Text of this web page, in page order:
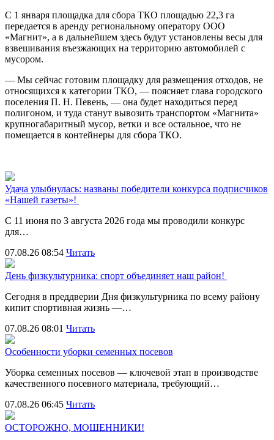
С 1 января площадка для сбора ТКО площадью 22,3 га
передается в аренду региональному оператору ООО
«Магнит», а в дальнейшем здесь будут установлены весы для
взвешивания въезжающих на территорию автомобилей с
мусором.
— Мы сейчас готовим площадку для размещения отходов, не
относящихся к категории ТКО, — поясняет глава городского
поселения П. Н. Певень, — она будет находиться перед
полигоном, и туда станут вывозить транспортом «Магнита»
крупногабаритный мусор, ветки и все остальное, что не
помещается в контейнеры для сбора ТКО.
Удача улыбнулась: названы победители конкурса подписчиков
«Нашей газеты»!
С 11 июня по 3 августа 2026 года мы проводили конкурс
для…
07.08.26 08:54 Читать
День физкультурника: спорт объединяет наш район!
Сегодня в преддверии Дня физкультурника по всему району
кипит спортивная жизнь —…
07.08.26 08:01 Читать
Особенности уборки семенных посевов
Уборка семенных посевов — ключевой этап в производстве
качественного посевного материала, требующий…
07.08.26 06:45 Читать
ОСТОРОЖНО, МОШЕННИКИ!